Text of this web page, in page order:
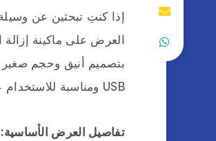
إذا كنتِ تبحثين عن
العرض على ماكينة
بتصميم أنيق وحجم صغير
USB ومناسبة للاستخدام على الوجه ومناطق متعددة من الجسم.
تفاصيل العرض الأساسية: